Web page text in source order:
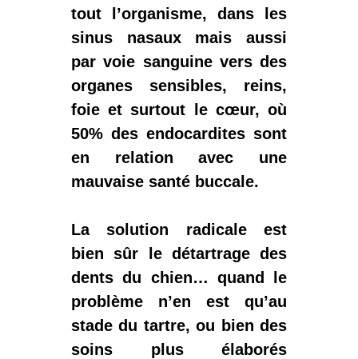
tout l’organisme, dans les
sinus nasaux mais aussi
par voie sanguine vers des
organes sensibles, reins,
foie et surtout le cœur, où
50% des endocardites sont
en relation avec une
mauvaise santé buccale.
La solution radicale est
bien sûr le détartrage des
dents du chien… quand le
problème n’en est qu’au
stade du tartre, ou bien des
soins plus élaborés